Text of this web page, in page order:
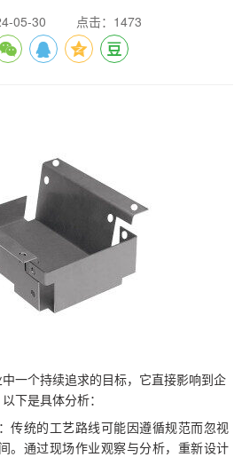
05-30 点击：1473
一个持续追求的目标，它直接影响到企
下是具体分析：
传统的工艺路线可能因遵循规范而忽视
。通过现场作业观察与分析，重新设计